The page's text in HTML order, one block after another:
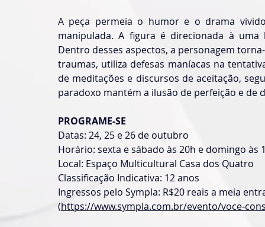
A peça permeia o humor e o drama
manipulada. A figura é direcionada à uma
Dentro desses aspectos, a personagem
traumas, utiliza defesas maníacas na
de meditações e discursos de aceitação,
paradoxo mantém a ilusão de perfeição e de
PROGRAME-SE
Datas: 24, 25 e 26 de outubro
Horário: sexta e sábado às 20h e domingo às
Local: Espaço Multicultural Casa dos Quatro
Classificação Indicativa: 12 anos
Ingressos pelo Sympla: R$20 reais a meia
(https://www.sympla.com.br/evento/voce-